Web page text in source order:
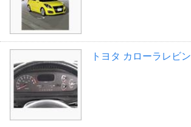
トヨタ カローラレビン